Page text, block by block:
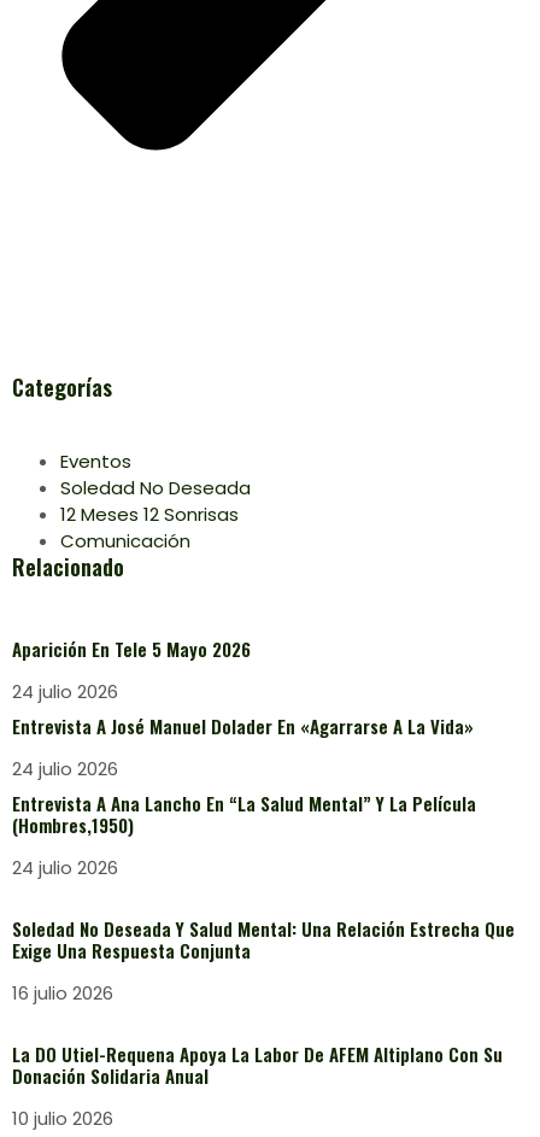
Categorías
Eventos
Soledad No Deseada
12 Meses 12 Sonrisas
Comunicación
Relacionado
Aparición En Tele 5 Mayo 2026
24 julio 2026
Entrevista A José Manuel Dolader En «Agarrarse A La Vida»
24 julio 2026
Entrevista A Ana Lancho En “La Salud Mental” Y La Película
(Hombres,1950)
24 julio 2026
Soledad No Deseada Y Salud Mental: Una Relación Estrecha Que
Exige Una Respuesta Conjunta
16 julio 2026
La DO Utiel-Requena Apoya La Labor De AFEM Altiplano Con Su
Donación Solidaria Anual
10 julio 2026